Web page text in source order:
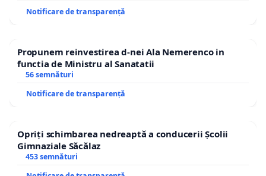
Notificare de transparență
Propunem reinvestirea d-nei Ala Nemerenco in
functia de Ministru al Sanatatii
56 semnături
Notificare de transparență
Opriți schimbarea nedreaptă a conducerii Școlii
Gimnaziale Săcălaz
453 semnături